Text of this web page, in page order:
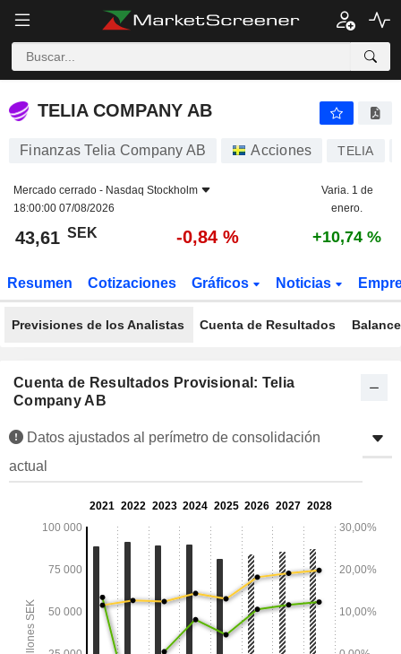
TELIA COMPANY AB
TELIA COMPANY AB
Finanzas Telia Company AB Acciones TELIA
Mercado cerrado - Nasdaq Stockholm
18:00:00 07/08/2026
Varia. 1 de
enero.
43,61 SEK -0,84 % +10,74 %
Resumen Cotizaciones Gráficos Noticias
Previsiones de los Analistas Cuenta de Resultados Balance
Cuenta de Resultados Provisional: Telia
Company AB
Datos ajustados al perímetro de consolidación
actual